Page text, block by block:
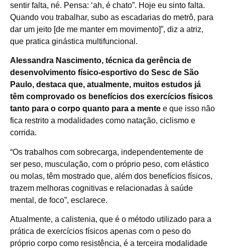
sentir falta, né. Pensa: ‘ah, é chato”. Hoje eu sinto falta.
Quando vou trabalhar, subo as escadarias do metrô, para
dar um jeito [de me manter em movimento]”, diz a atriz,
que pratica ginástica multifuncional.
Alessandra Nascimento, técnica da gerência de
desenvolvimento físico-esportivo do Sesc de São
Paulo, destaca que, atualmente, muitos estudos já
têm comprovado os benefícios dos exercícios físicos
tanto para o corpo quanto para a mente e que isso não
fica restrito a modalidades como natação, ciclismo e
corrida.
“Os trabalhos com sobrecarga, independentemente de
ser peso, musculação, com o próprio peso, com elástico
ou molas, têm mostrado que, além dos benefícios físicos,
trazem melhoras cognitivas e relacionadas à saúde
mental, de foco”, esclarece.
Atualmente, a calistenia, que é o método utilizado para a
prática de exercícios físicos apenas com o peso do
próprio corpo como resistência, é a terceira modalidade